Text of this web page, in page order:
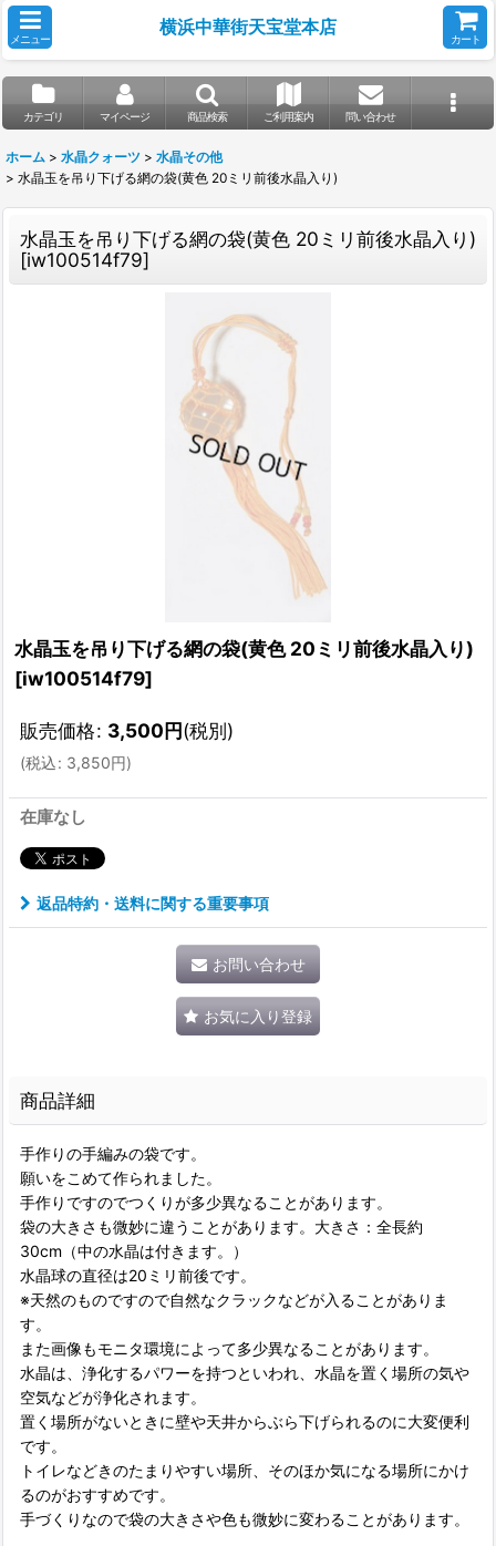
メニュー
横浜中華街天宝堂本店
カート
カテゴリ マイページ 商品検索 ご利用案内 問い合わせ
ホーム > 水晶クォーツ > 水晶その他
> 水晶玉を吊り下げる網の袋(黄色 20ミリ前後水晶入り)
水晶玉を吊り下げる網の袋(黄色 20ミリ前後水晶入り)
[iw100514f79]
水晶玉を吊り下げる網の袋(黄色 20ミリ前後水晶入り)
[iw100514f79]
販売価格: 3,500円(税別)
(税込: 3,850円)
在庫なし
返品特約・送料に関する重要事項
お問い合わせ
お気に入り登録
商品詳細
手作りの手編みの袋です。
願いをこめて作られました。
手作りですのでつくりが多少異なることがあります。
袋の大きさも微妙に違うことがあります。大きさ：全長約
30cm（中の水晶は付きます。）
水晶球の直径は20ミリ前後です。
※天然のものですので自然なクラックなどが入ることがありま
す。
また画像もモニタ環境によって多少異なることがあります。
水晶は、浄化するパワーを持つといわれ、水晶を置く場所の気や
空気などが浄化されます。
置く場所がないときに壁や天井からぶら下げられるのに大変便利
です。
トイレなどきのたまりやすい場所、そのほか気になる場所にかけ
るのがおすすめです。
手づくりなので袋の大きさや色も微妙に変わることがあります。